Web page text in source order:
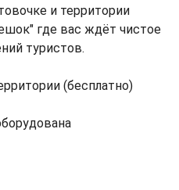
и территории
где вас ждёт чистое
туристов.
(бесплатно)